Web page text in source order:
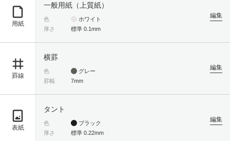
用紙
一般用紙（上質紙）
色
ホワイト
厚さ
標準 0.1mm
編集
罫線
横罫
色
グレー
罫幅
7mm
編集
表紙
タント
色
ブラック
厚さ
標準 0.22mm
編集